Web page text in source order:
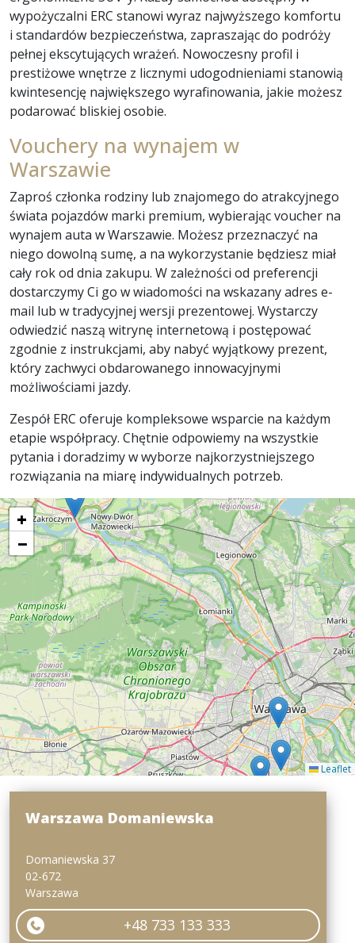
wypożyczalni ERC stanowi wyraz najwyższego komfortu
i standardów bezpieczeństwa, zapraszając do podróży
pełnej ekscytujących wrażeń. Nowoczesny profil i
prestiżowe wnętrze z licznymi udogodnieniami stanowią
kwintesencję największego wyrafinowania, jakie możesz
podarować bliskiej osobie.
Vouchery na wynajem w
Warszawie
Zaproś członka rodziny lub znajomego do atrakcyjnego
świata pojazdów marki premium, wybierając voucher na
wynajem auta w Warszawie. Możesz przeznaczyć na
niego dowolną sumę, a na wykorzystanie będziesz miał
cały rok od dnia zakupu. W zależności od preferencji
dostarczymy Ci go w wiadomości na wskazany adres e-
mail lub w tradycyjnej wersji prezentowej. Wystarczy
odwiedzić naszą witrynę internetową i postępować
zgodnie z instrukcjami, aby nabyć wyjątkowy prezent,
który zachwyci obdarowanego innowacyjnymi
możliwościami jazdy.
Zespół ERC oferuje kompleksowe wsparcie na każdym
etapie współpracy. Chętnie odpowiemy na wszystkie
pytania i doradzimy w wyborze najkorzystniejszego
rozwiązania na miarę indywidualnych potrzeb.
+
−
Leaflet
Warszawa Domaniewska
Domaniewska 37
02-672
Warszawa
+48 733 133 333